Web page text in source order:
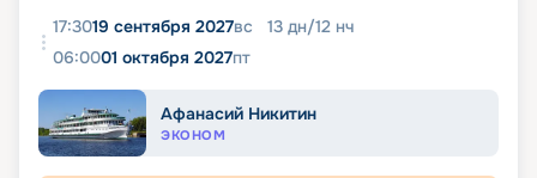
17:3019 сентября 2027вс 13 дн/12 нч
06:0001 октября 2027пт
Афанасий Никитин
ЭКОНОМ